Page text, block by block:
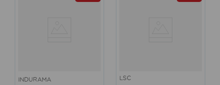
INDURAMA LSC